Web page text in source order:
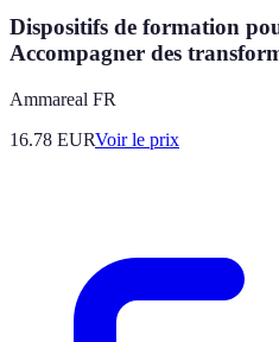
Dispositifs de formation
Accompagner des
Ammareal FR
16.78 EURVoir le prix